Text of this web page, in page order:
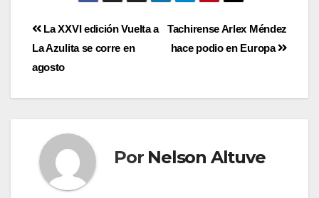
Tachirense Arlex Méndez
hace podio en Europa
La XXVI edición Vuelta a
La Azulita se corre en
agosto
Por Nelson Altuve